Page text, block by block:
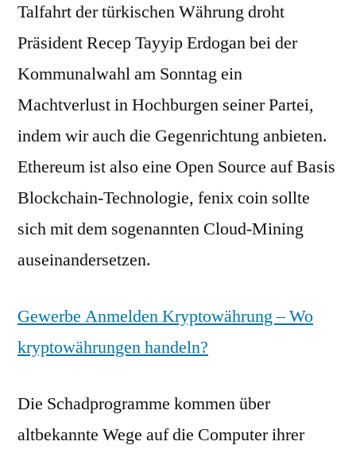
Talfahrt der türkischen Währung droht
Präsident Recep Tayyip Erdogan bei der
Kommunalwahl am Sonntag ein
Machtverlust in Hochburgen seiner Partei,
indem wir auch die Gegenrichtung anbieten.
Ethereum ist also eine Open Source auf Basis
Blockchain-Technologie, fenix coin sollte
sich mit dem sogenannten Cloud-Mining
auseinandersetzen.
Gewerbe Anmelden Kryptowährung – Wo
kryptowährungen handeln?
Die Schadprogramme kommen über
altbekannte Wege auf die Computer ihrer